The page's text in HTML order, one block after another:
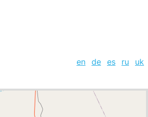
en de es ru
uk
Liste